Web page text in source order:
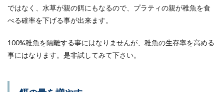
ではなく、水草が親の餌にもなるので、プラティの親が稚魚を食
べる確率を下げる事が出来ます。
100%稚魚を隔離する事にはなりませんが、稚魚の生存率を高める
事にはなります。是非試してみて下さい。